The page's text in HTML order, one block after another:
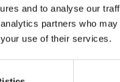
and to analyse our
partners who
use of their services.